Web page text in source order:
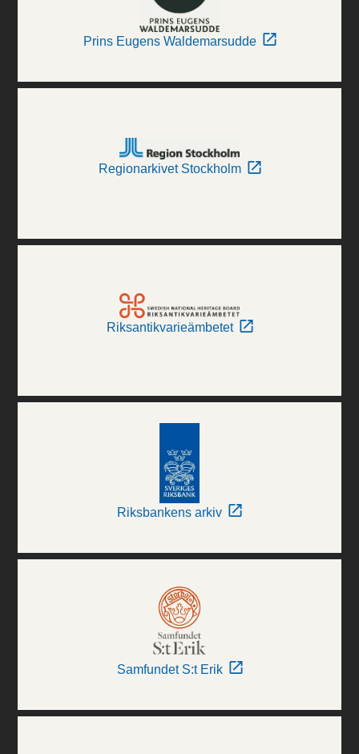
Prins Eugens Waldemarsudde
Regionarkivet Stockholm
Riksantikvarieämbetet
Riksbankens arkiv
Samfundet S:t Erik